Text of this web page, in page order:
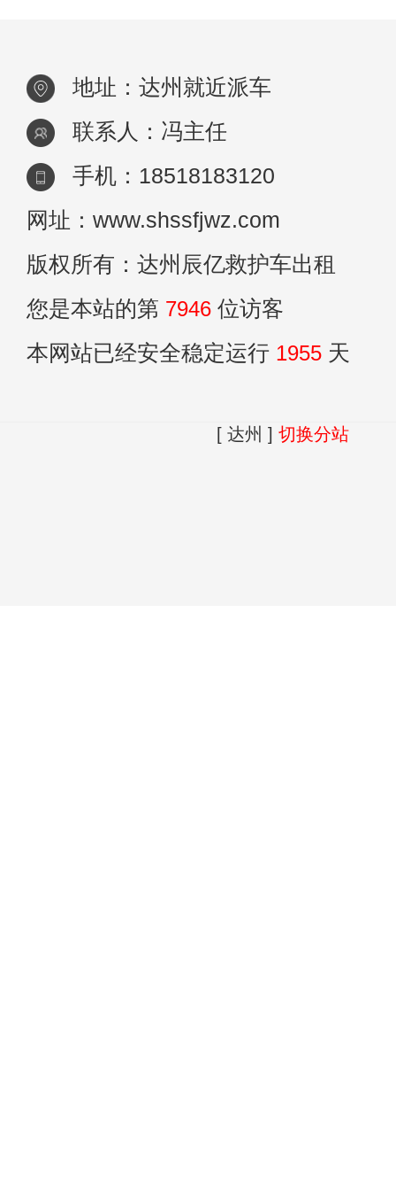
地址：达州就近派车
联系人：冯主任
手机：18518183120
网址：www.shssfjwz.com
版权所有：达州辰亿救护车出租
您是本站的第 7946 位访客
本网站已经安全稳定运行 1955 天
[ 达州 ] 切换分站